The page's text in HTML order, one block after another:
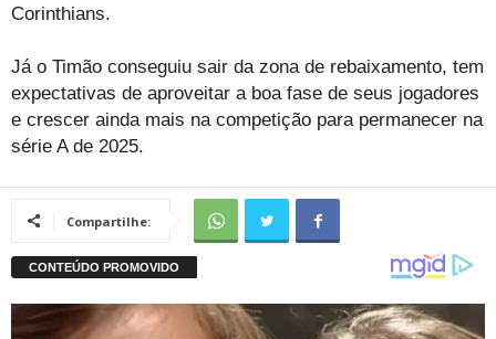
Corinthians.
Já o Timão conseguiu sair da zona de rebaixamento, tem
expectativas de aproveitar a boa fase de seus jogadores
e crescer ainda mais na competição para permanecer na
série A de 2025.
Compartilhe: